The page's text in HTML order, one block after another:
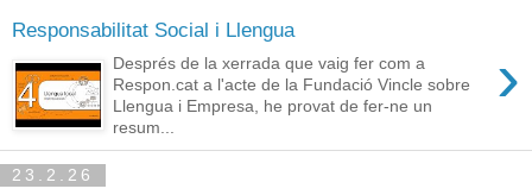
Responsabilitat Social i Llengua
›
Després de la xerrada que vaig fer com a
Respon.cat a l'acte de la Fundació Vincle sobre
Llengua i Empresa, he provat de fer-ne un
resum...
23.2.26